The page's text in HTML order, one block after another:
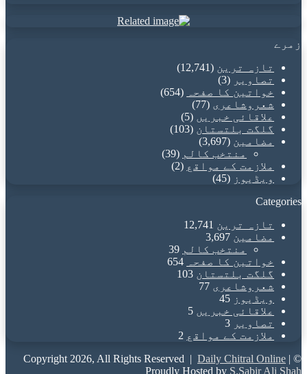
زمرے
تازہ ترین (12,741)
تصاویر (3)
خواتین کا صفحہ
(654)
شعروشاعری (77)
علاقائی خبریں (5)
گلگت بلتستان (103)
مضامین (3,697)
منتخب کالم (39)
ملازمت کے مواقع (2)
ویڈیوز (45)
Categories
تازہ ترین 12,741
مضامین 3,697
منتخب کالم 39
خواتین کا صفحہ
654
گلگت بلتستان 103
شعروشاعری 77
ویڈیوز 45
علاقائی خبریں 5
تصاویر 3
ملازمت کے مواقع 2
© Copyright 2026, All Rights Reserved |
Daily Chitral Online |
Proudly Hosted by S.Sabir Ali Shah